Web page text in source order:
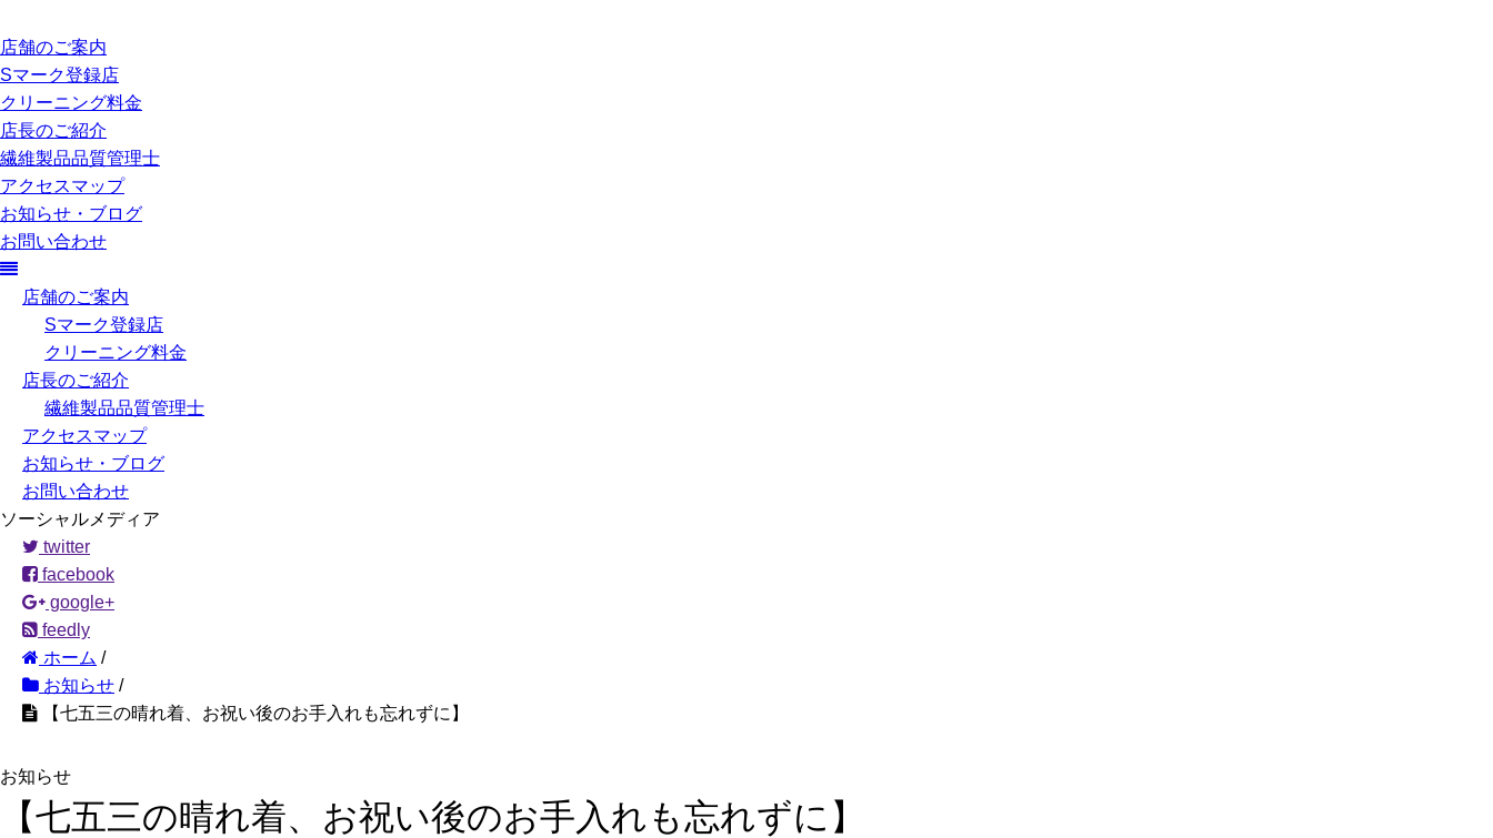
店舗のご案内
Sマーク登録店
クリーニング料金
店長のご紹介
繊維製品品質管理士
アクセスマップ
お知らせ・ブログ
お問い合わせ
店舗のご案内
Sマーク登録店
クリーニング料金
店長のご紹介
繊維製品品質管理士
アクセスマップ
お知らせ・ブログ
お問い合わせ
ソーシャルメディア
twitter
facebook
google+
feedly
ホーム /
お知らせ /
【七五三の晴れ着、お祝い後のお手入れも忘れずに】
お知らせ
【七五三の晴れ着、お祝い後のお手入れも忘れずに】